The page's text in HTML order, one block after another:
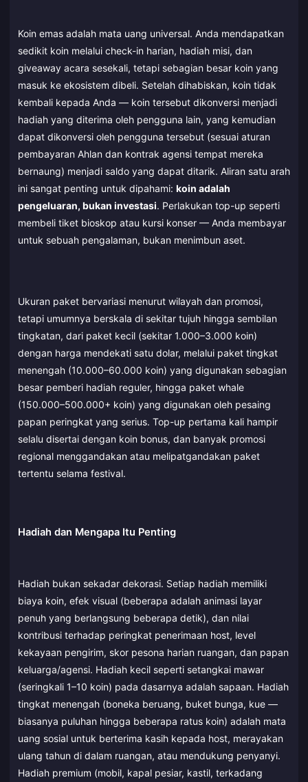
Koin emas adalah mata uang universal. Anda mendapatkan
sedikit koin melalui check-in harian, hadiah misi, dan
giveaway acara sesekali, tetapi sebagian besar koin yang
masuk ke ekosistem dibeli. Setelah dihabiskan, koin tidak
kembali kepada Anda — koin tersebut dikonversi menjadi
hadiah yang diterima oleh pengguna lain, yang kemudian
dapat dikonversi oleh pengguna tersebut (sesuai aturan
pembayaran Ahlan dan kontrak agensi tempat mereka
bernaung) menjadi saldo yang dapat ditarik. Aliran satu arah
ini sangat penting untuk dipahami: koin adalah
pengeluaran, bukan investasi. Perlakukan top-up seperti
membeli tiket bioskop atau kursi konser — Anda membayar
untuk sebuah pengalaman, bukan menimbun aset.
Ukuran paket bervariasi menurut wilayah dan promosi,
tetapi umumnya berskala di sekitar tujuh hingga sembilan
tingkatan, dari paket kecil (sekitar 1.000–3.000 koin)
dengan harga mendekati satu dolar, melalui paket tingkat
menengah (10.000–60.000 koin) yang digunakan sebagian
besar pemberi hadiah reguler, hingga paket whale
(150.000–500.000+ koin) yang digunakan oleh pesaing
papan peringkat yang serius. Top-up pertama kali hampir
selalu disertai dengan koin bonus, dan banyak promosi
regional menggandakan atau melipatgandakan paket
tertentu selama festival.
Hadiah dan Mengapa Itu Penting
Hadiah bukan sekadar dekorasi. Setiap hadiah memiliki
biaya koin, efek visual (beberapa adalah animasi layar
penuh yang berlangsung beberapa detik), dan nilai
kontribusi terhadap peringkat penerimaan host, level
kekayaan pengirim, skor pesona harian ruangan, dan papan
keluarga/agensi. Hadiah kecil seperti setangkai mawar
(seringkali 1–10 koin) pada dasarnya adalah sapaan. Hadiah
tingkat menengah (boneka beruang, buket bunga, kue —
biasanya puluhan hingga beberapa ratus koin) adalah mata
uang sosial untuk berterima kasih kepada host, merayakan
ulang tahun di dalam ruangan, atau mendukung penyanyi.
Hadiah premium (mobil, kapal pesiar, kastil, terkadang